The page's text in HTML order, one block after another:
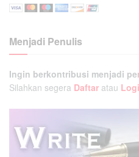
Menjadi Penulis
Ingin berkontribusi menjadi
Silahkan segera Daftar atau